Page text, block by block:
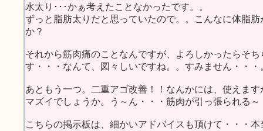
水太り･･･かぁ考えたことなかったです。。
ずっと脂肪太りだと思っていたので。。こんなに体脂
か？
それから筋肉痛のことなんですが、よろしかったらそ
す・・・なんて、図々しいですね。。すみません・・・
あともう一つ。二重アゴ改善！！なんかには、使えま
マズイでしょうか。う～ん・・・筋肉が引っ張られる～
こちらの掲示板は、細かいアドバイスも頂けて・・・